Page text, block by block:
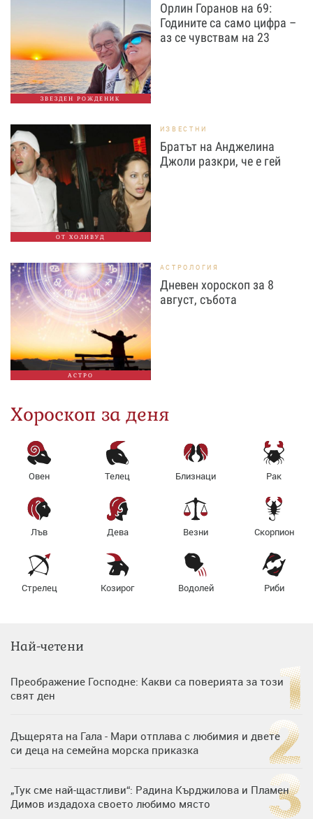
ЗВЕЗДЕН РОЖДЕНИК
Орлин Горанов на 69:
Годините са само цифра –
аз се чувствам на 23
ОТ ХОЛИВУД
ИЗВЕСТНИ
Братът на Анджелина
Джоли разкри, че е гей
АСТРО
АСТРОЛОГИЯ
Дневен хороскоп за 8
август, събота
Хороскоп за деня
Овен Телец Близнаци Рак
Лъв Дева Везни Скорпион
Стрелец Козирог Водолей Риби
Най-четени
Преображение Господне: Какви са поверията за този
свят ден
Дъщерята на Гала - Мари отплава с любимия и двете
си деца на семейна морска приказка
„Тук сме най-щастливи“: Радина Кърджилова и Пламен
Димов издадоха своето любимо място